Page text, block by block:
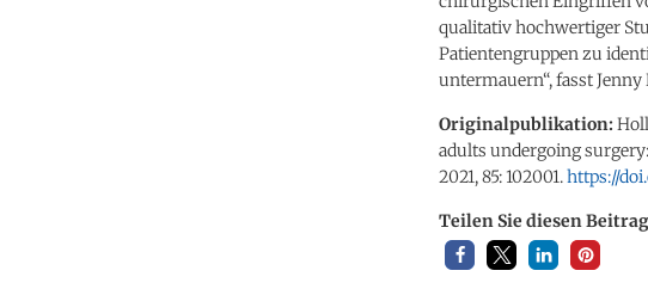
qualitativ hochwertiger
Patientengruppen zu
untermauern“, fasst
Originalpublikation:
adults undergoing
2021, 85: 102001.https://
Teilen Sie diesen